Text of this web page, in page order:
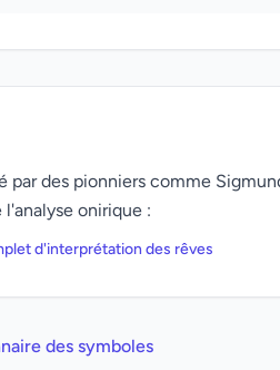
des pionniers comme
onirique :
d'interprétation des rêves
des symboles